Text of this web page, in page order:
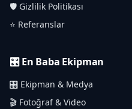
🛡️ Gizlilik Politikası
⭐ Referanslar
🎛️ En Baba Ekipman
🎛️ Ekipman & Medya
🎬 Fotoğraf & Video